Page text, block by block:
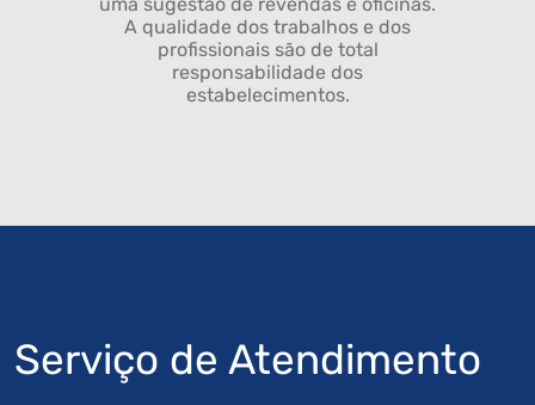
A qualidade dos trabalhos e dos
profissionais são de total
responsabilidade dos
estabelecimentos.
Serviço de Atendimento